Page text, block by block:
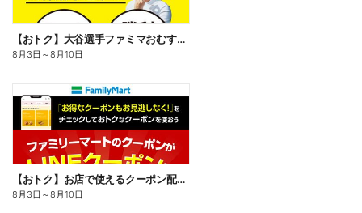
【おトク】大谷選手ファミマおむすび割
8月3日 ～8月10日
【おトク】お店で使えるクーポン配信中
8月3日 ～8月10日